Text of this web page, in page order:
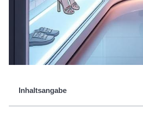
Inhaltsangabe